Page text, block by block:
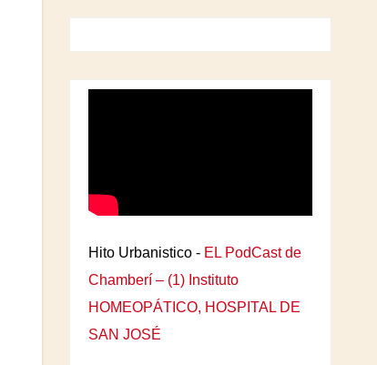
Hito Urbanistico - EL PodCast de
Chamberí – (1) Instituto
HOMEOPÁTICO, HOSPITAL DE
SAN JOSÉ